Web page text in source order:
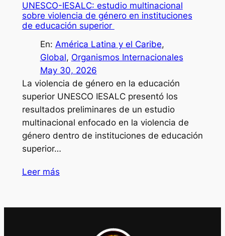
UNESCO-IESALC: estudio multinacional
sobre violencia de género en instituciones
de educación superior
En: América Latina y el Caribe
Global, Organismos Internacionales
May 30, 2026
La violencia de género en la educación
superior UNESCO IESALC presentó los
resultados preliminares de un estudio
multinacional enfocado en la violencia de
género dentro de instituciones de educación
superior…
Leer más